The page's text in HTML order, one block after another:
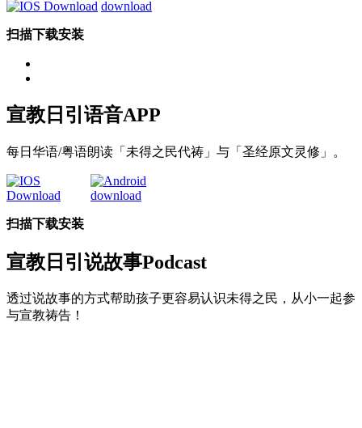
扫描下载安装
宣教日引 语音APP
每日华语/粤语朗读「未得之民代祷」与「圣经原文灵修」。
扫描下载安装
宣教日引 说故事Podcast
透过说故事的方式帮助孩子更容易认识未得之民，从小一起参
与宣教祷告！